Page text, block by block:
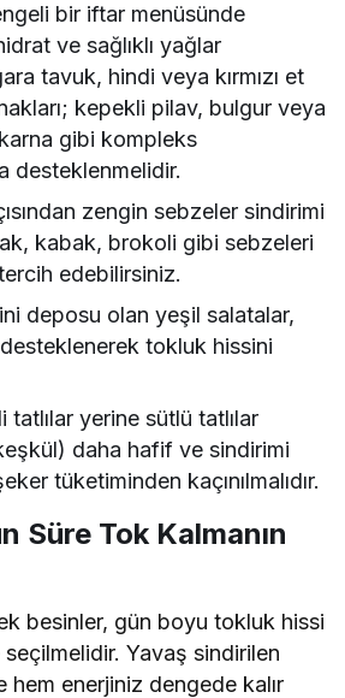
bir iftar menüsünde
ve sağlıklı yağlar
tavuk, hindi veya kırmızı et
kepekli pilav, bulgur veya
gibi kompleks
desteklenmelidir.
zengin sebzeler sindirimi
kabak, brokoli gibi sebzeleri
edebilirsiniz.
deposu olan yeşil salatalar,
desteklenerek tokluk hissini
tatlılar yerine sütlü tatlılar
daha hafif ve sindirimi
tüketiminden kaçınılmalıdır.
Süre Tok Kalmanın
besinler, gün boyu tokluk hissi
Yavaş sindirilen
hem enerjiniz dengede kalır